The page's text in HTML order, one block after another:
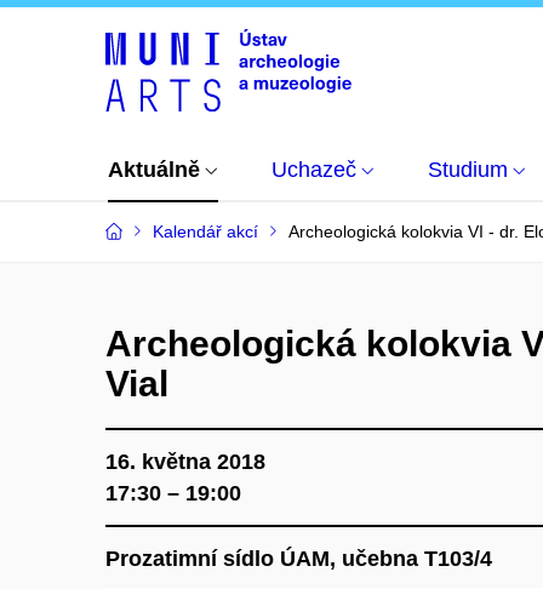
Aktuálně Uchazeč Studium
Kalendář akcí Archeologická kolokvia VI - dr.
Archeologická kolokvia
Vial
16. května 2018
17:30 – 19:00
Prozatimní sídlo ÚAM, učebna T103/4